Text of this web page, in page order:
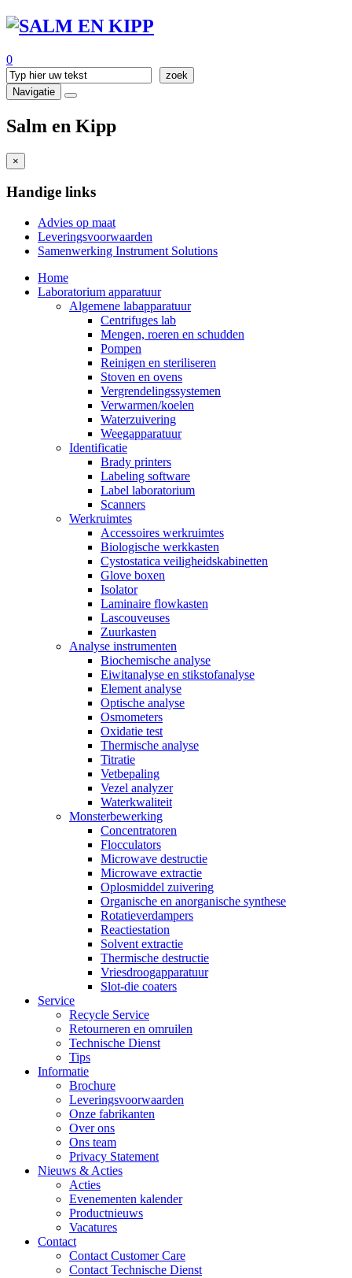
0
Navigatie
Salm en Kipp
×
Handige links
Advies op maat
Leveringsvoorwaarden
Samenwerking Instrument Solutions
Home
Laboratorium apparatuur
Algemene labapparatuur
Centrifuges lab
Mengen, roeren en schudden
Pompen
Reinigen en steriliseren
Stoven en ovens
Vergrendelingssystemen
Verwarmen/koelen
Waterzuivering
Weegapparatuur
Identificatie
Brady printers
Labeling software
Label laboratorium
Scanners
Werkruimtes
Accessoires werkruimtes
Biologische werkkasten
Cystostatica veiligheidskabinetten
Glove boxen
Isolator
Laminaire flowkasten
Lascouveuses
Zuurkasten
Analyse instrumenten
Biochemische analyse
Eiwitanalyse en stikstofanalyse
Element analyse
Optische analyse
Osmometers
Oxidatie test
Thermische analyse
Titratie
Vetbepaling
Vezel analyzer
Waterkwaliteit
Monsterbewerking
Concentratoren
Flocculators
Microwave destructie
Microwave extractie
Oplosmiddel zuivering
Organische en anorganische synthese
Rotatieverdampers
Reactiestation
Solvent extractie
Thermische destructie
Vriesdroogapparatuur
Slot-die coaters
Service
Recycle Service
Retourneren en omruilen
Technische Dienst
Tips
Informatie
Brochure
Leveringsvoorwaarden
Onze fabrikanten
Over ons
Ons team
Privacy Statement
Nieuws & Acties
Acties
Evenementen kalender
Productnieuws
Vacatures
Contact
Contact Customer Care
Contact Technische Dienst